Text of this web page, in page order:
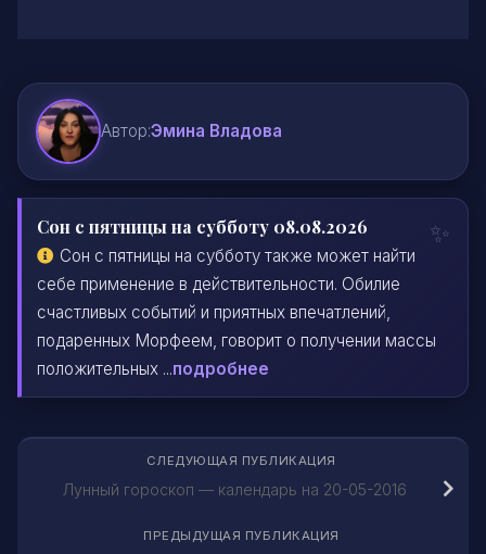
Автор:Эмина Владова
Сон с пятницы на субботу 08.08.2026
Сон с пятницы на субботу также может найти
себе применение в действительности. Обилие
счастливых событий и приятных впечатлений,
подаренных Морфеем, говорит о получении массы
положительных ...подробнее
СЛЕДУЮЩАЯ ПУБЛИКАЦИЯ
Лунный гороскоп — календарь на 20-05-2016
ПРЕДЫДУЩАЯ ПУБЛИКАЦИЯ